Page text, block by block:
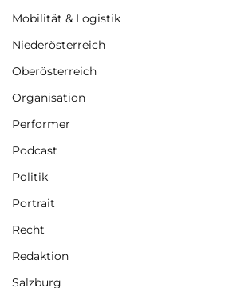
Mobilität & Logistik
Niederösterreich
Oberösterreich
Organisation
Performer
Podcast
Politik
Portrait
Recht
Redaktion
Salzburg